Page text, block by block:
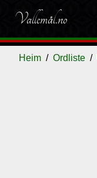
Vallemål.no
Heim Ordliste